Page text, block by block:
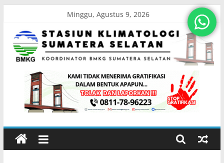
content
Minggu, Agustus 9, 2026
Stasiun
Klimatologi
Sumatera